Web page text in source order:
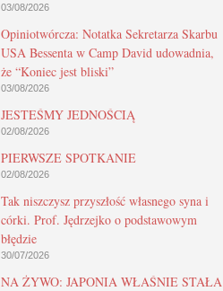
03/08/2026
Opiniotwórcza: Notatka Sekretarza Skarbu
USA Bessenta w Camp David udowadnia,
że “Koniec jest bliski”
03/08/2026
JESTEŚMY JEDNOŚCIĄ
02/08/2026
PIERWSZE SPOTKANIE
02/08/2026
Tak niszczysz przyszłość własnego syna i
córki. Prof. Jędrzejko o podstawowym
błędzie
30/07/2026
NA ŻYWO: JAPONIA WŁAŚNIE STAŁA